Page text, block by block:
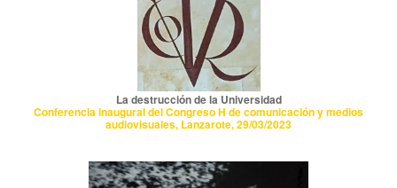
La destrucción de la Universidad
Conferencia inaugural del Congreso H de comunicación y medios
audiovisuales, Lanzarote, 29/03/2023